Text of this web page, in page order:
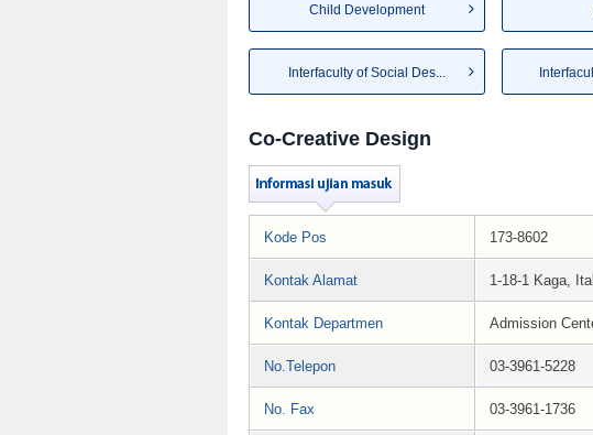
Child Development
Interfaculty of Social Des...
Co-Creative Design
Kode Pos 173-8602
Kontak Alamat 1-18-1 Kaga,
Kontak Departmen Admission
No.Telepon 03-3961-5228
No. Fax 03-3961-1736